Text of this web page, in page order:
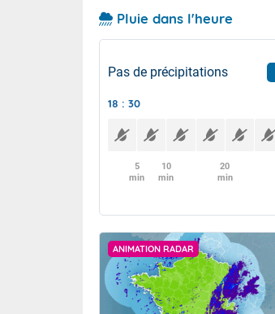
Pluie dans l'heure
Pas de précipitations
18 : 30
5
min
10
min
20
min
ANIMATION RADAR